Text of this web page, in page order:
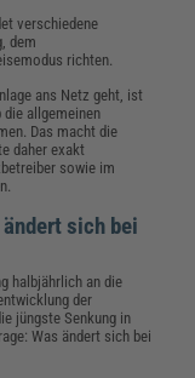
verschiedene
dem
richten.
ans Netz geht, ist
die allgemeinen
Das macht die
daher exakt
sowie im
sich bei
halbjährlich an die
der
jüngste Senkung in
Was ändert sich bei